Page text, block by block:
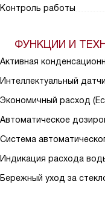
Контроль работы
ФУНКЦИИ И
Активная
Интеллектуальный
Экономичный расход
Автоматическое
Система
Индикация расхода
Бережный уход за